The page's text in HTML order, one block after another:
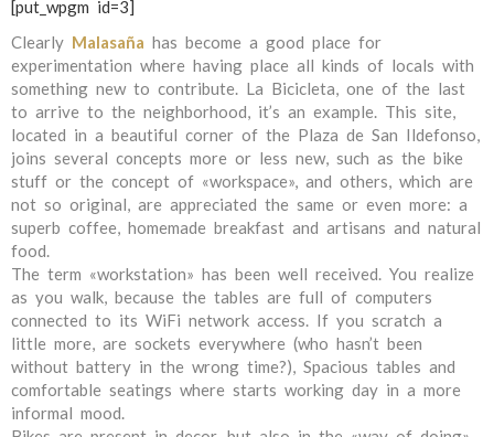
[put_wpgm id=3]
Clearly Malasaña has become a good place for
experimentation where having place all kinds of locals with
something new to contribute. La Bicicleta, one of the last
to arrive to the neighborhood, it’s an example. This site,
located in a beautiful corner of the Plaza de San Ildefonso,
joins several concepts more or less new, such as the bike
stuff or the concept of «workspace», and others, which are
not so original, are appreciated the same or even more: a
superb coffee, homemade breakfast and artisans and natural
food.
The term «workstation» has been well received. You realize
as you walk, because the tables are full of computers
connected to its WiFi network access. If you scratch a
little more, are sockets everywhere (who hasn’t been
without battery in the wrong time?), Spacious tables and
comfortable seatings where starts working day in a more
informal mood.